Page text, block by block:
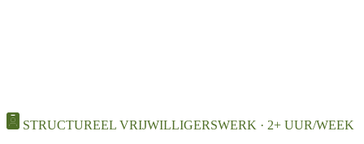
STRUCTUREEL VRIJWILLIGERSWERK · 2+ UUR/WEEK